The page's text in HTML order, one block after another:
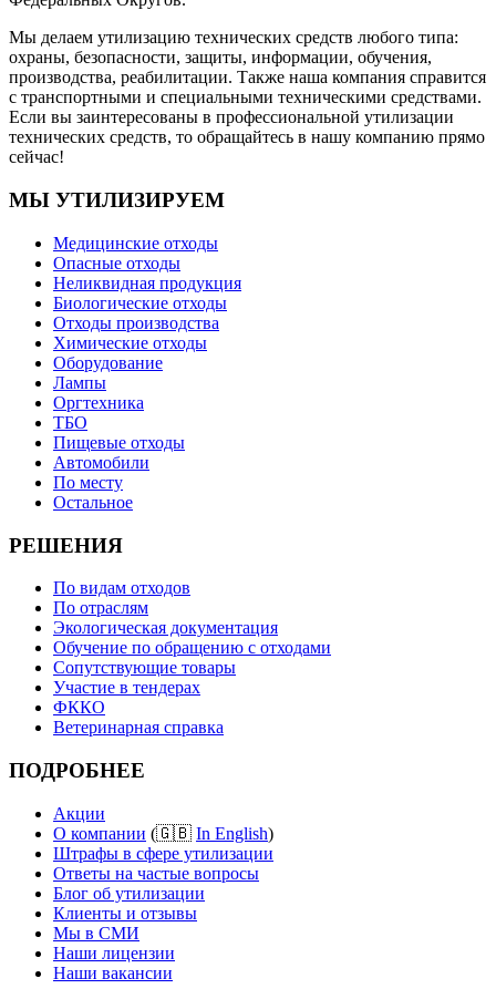
Мы делаем утилизацию технических средств любого типа:
охраны, безопасности, защиты, информации, обучения,
производства, реабилитации. Также наша компания справится
с транспортными и специальными техническими средствами.
Если вы заинтересованы в профессиональной утилизации
технических средств, то обращайтесь в нашу компанию прямо
сейчас!
МЫ УТИЛИЗИРУЕМ
Медицинские отходы
Опасные отходы
Неликвидная продукция
Биологические отходы
Отходы производства
Химические отходы
Оборудование
Лампы
Оргтехника
ТБО
Пищевые отходы
Автомобили
По месту
Остальное
РЕШЕНИЯ
По видам отходов
По отраслям
Экологическая документация
Обучение по обращению с отходами
Сопутствующие товары
Участие в тендерах
ФККО
Ветеринарная справка
ПОДРОБНЕЕ
Акции
О компании (🇬🇧 In English)
Штрафы в сфере утилизации
Ответы на частые вопросы
Блог об утилизации
Клиенты и отзывы
Мы в СМИ
Наши лицензии
Наши вакансии